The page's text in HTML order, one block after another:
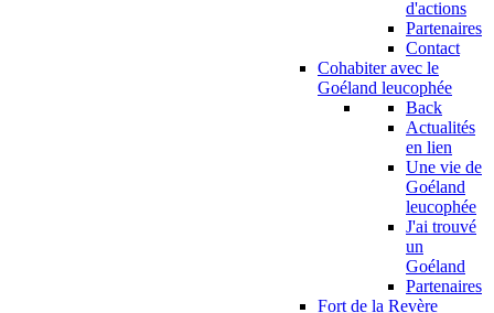
d'actions
Partenaires
Contact
Cohabiter avec le
Goéland leucophée
Back
Actualités
en lien
Une vie de
Goéland
leucophée
J'ai trouvé
un
Goéland
Partenaires
Fort de la Revère